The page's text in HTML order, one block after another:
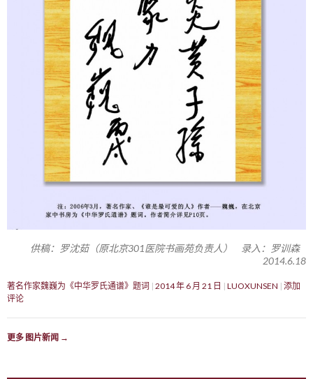
供稿：罗沈茹（原北京301医院书画苑负责人） 录入：罗训森
2014.6.18
著名作家魏巍为《中华罗氏通谱》题词 2014 年 6 月 21 日 LUOXUNSEN 添加
评论
更多 图片新闻 →